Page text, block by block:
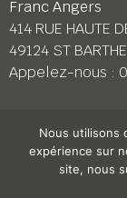
Franc Angers
414 RUE HAUTE
49124 ST
Appelez-nous :
Franc Le Mans
158 BD PIERRE
72230 ARNAGE
Nous utilisons
expérience sur
site, nous